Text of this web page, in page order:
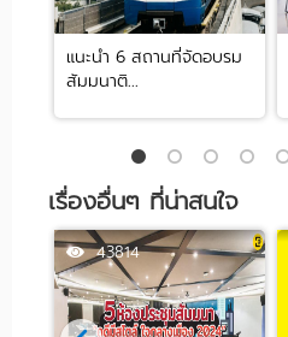
แนะนำ 6 สถานที่จัดอบรม
สัมมนาติ...
เรื่องอื่นๆ ที่น่าสนใจ
43814